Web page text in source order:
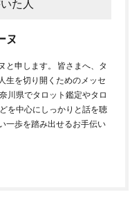
た人
ヌ
と申します。 皆さまへ、タ
生を切り開くためのメッセ
川県でタロット鑑定やタロ
を中心にしっかりと話を聴
一歩を踏み出せるお手伝い